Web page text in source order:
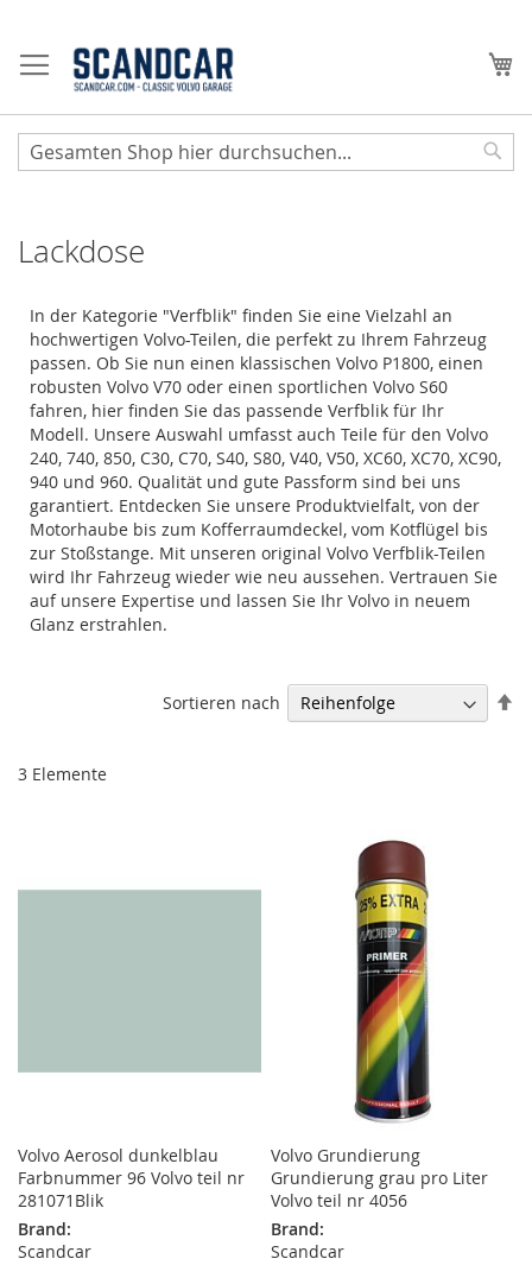
Inhalt
springen
Lackdose
In der Kategorie "Verfblik" finden Sie eine Vielzahl an
hochwertigen Volvo-Teilen, die perfekt zu Ihrem Fahrzeug
passen. Ob Sie nun einen klassischen Volvo P1800, einen
robusten Volvo V70 oder einen sportlichen Volvo S60
fahren, hier finden Sie das passende Verfblik für Ihr
Modell. Unsere Auswahl umfasst auch Teile für den Volvo
240, 740, 850, C30, C70, S40, S80, V40, V50, XC60, XC70, XC90,
940 und 960. Qualität und gute Passform sind bei uns
garantiert. Entdecken Sie unsere Produktvielfalt, von der
Motorhaube bis zum Kofferraumdeckel, vom Kotflügel bis
zur Stoßstange. Mit unseren original Volvo Verfblik-Teilen
wird Ihr Fahrzeug wieder wie neu aussehen. Vertrauen Sie
auf unsere Expertise und lassen Sie Ihr Volvo in neuem
Glanz erstrahlen.
3 Elemente
Sortieren nach
Volvo Aerosol dunkelblau
Farbnummer 96 Volvo teil nr
281071Blik
Brand:
Scandcar
Volvo Grundierung
Grundierung grau pro Liter
Volvo teil nr 4056
Brand:
Scandcar